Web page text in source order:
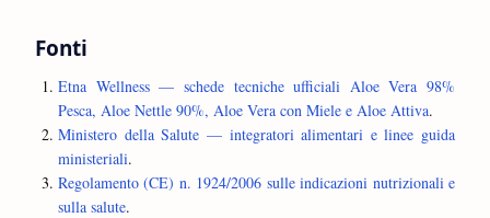
Fonti
Etna Wellness — schede tecniche ufficiali Aloe Vera 98%
Pesca, Aloe Nettle 90%, Aloe Vera con Miele e Aloe Attiva.
Ministero della Salute — integratori alimentari e linee guida
ministeriali.
Regolamento (CE) n. 1924/2006 sulle indicazioni nutrizionali e
sulla salute.